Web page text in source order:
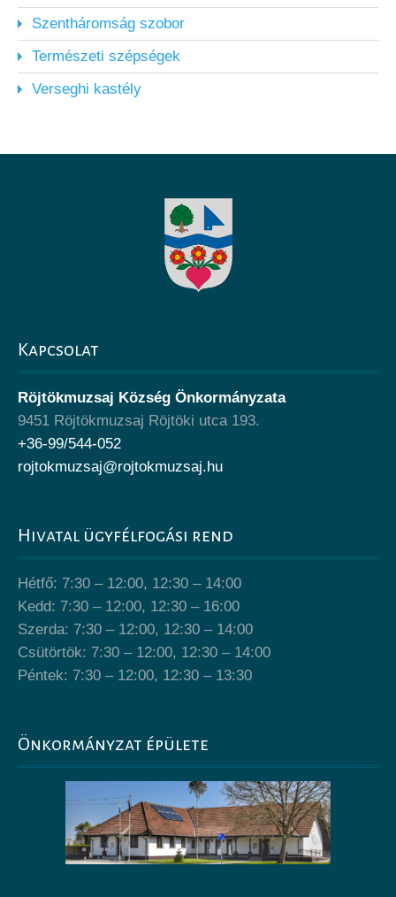
Szentháromság szobor
Természeti szépségek
Verseghi kastély
Kapcsolat
Röjtökmuzsaj Község Önkormányzata
9451 Röjtökmuzsaj Röjtöki utca 193.
+36-99/544-052
rojtokmuzsaj@rojtokmuzsaj.hu
Hivatal ügyfélfogási rend
Hétfő: 7:30 – 12:00, 12:30 – 14:00
Kedd: 7:30 – 12:00, 12:30 – 16:00
Szerda: 7:30 – 12:00, 12:30 – 14:00
Csütörtök: 7:30 – 12:00, 12:30 – 14:00
Péntek: 7:30 – 12:00, 12:30 – 13:30
Önkormányzat épülete